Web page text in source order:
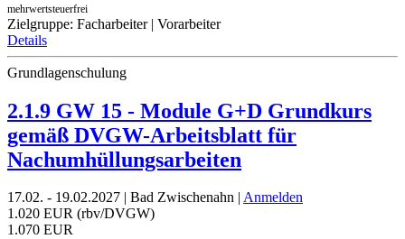
mehrwertsteuerfrei
Zielgruppe: Facharbeiter | Vorarbeiter
Details
Grundlagenschulung
2.1.9 GW 15 - Module G+D Grundkurs
gemäß DVGW-Arbeitsblatt für
Nachumhüllungsarbeiten
17.02. - 19.02.2027 | Bad Zwischenahn | Anmelden
1.020 EUR (rbv/DVGW)
1.070 EUR